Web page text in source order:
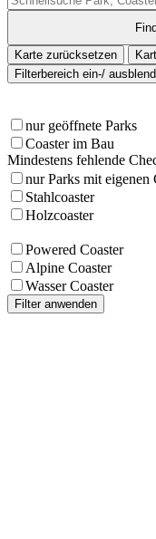
Karte zurücksetzen
Filterbereich ein-/
nur geöffnete Parks
Coaster im Bau
Mindestens fehlende
nur Parks mit eigenen
Stahlcoaster
Holzcoaster
Powered Coaster
Alpine Coaster
Wasser Coaster
Filter anwenden